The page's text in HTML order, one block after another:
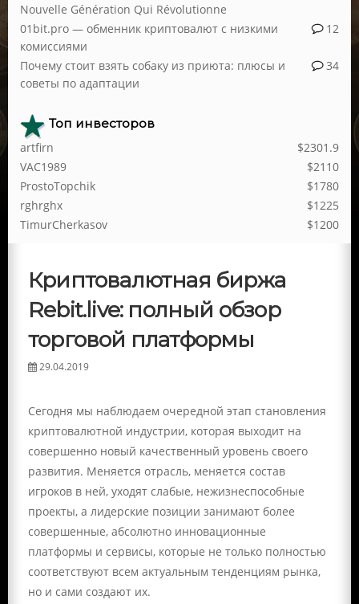
Nouvelle Génération Qui Révolutionne
12
01bit.pro — обменник криптовалют с низкими
комиссиями
34
Почему стоит взять собаку из приюта: плюсы и
советы по адаптации
Топ инвесторов
$2301.9
artfirn
$2110
VAC1989
$1780
ProstoTopchik
$1225
rghrghx
$1200
TimurCherkasov
Криптовалютная биржа
Rebit.live: полный обзор
торговой платформы
29.04.2019
Сегодня мы наблюдаем очередной этап становления
криптовалютной индустрии, которая выходит на
совершенно новый качественный уровень своего
развития. Меняется отрасль, меняется состав
игроков в ней, уходят слабые, нежизнеспособные
проекты, а лидерские позиции занимают более
совершенные, абсолютно инновационные
платформы и сервисы, которые не только полностью
соответствуют всем актуальным тенденциям рынка,
но и сами создают их.